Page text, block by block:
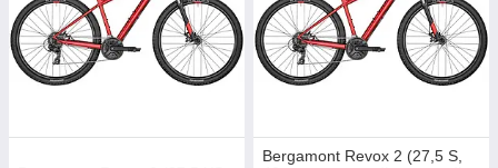
Bergamont Revox 2 (27,5 S,